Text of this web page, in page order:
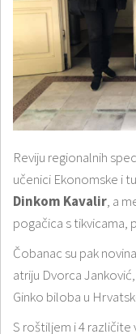
Reviju regionalnih
učenici Ekonomske i
Dinkom Kavalir, a
pogačica s tikvicama,
Čobanac su pak
atriju Dvorca
Ginko biloba u
S roštiljem i 4